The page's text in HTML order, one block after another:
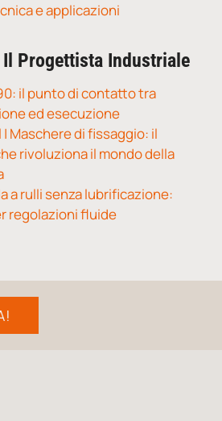
e applicazioni
Il Progettista Industriale
il punto di contatto tra
ed esecuzione
| Maschere di fissaggio: il
rivoluziona il mondo della
a rulli senza lubrificazione:
regolazioni fluide